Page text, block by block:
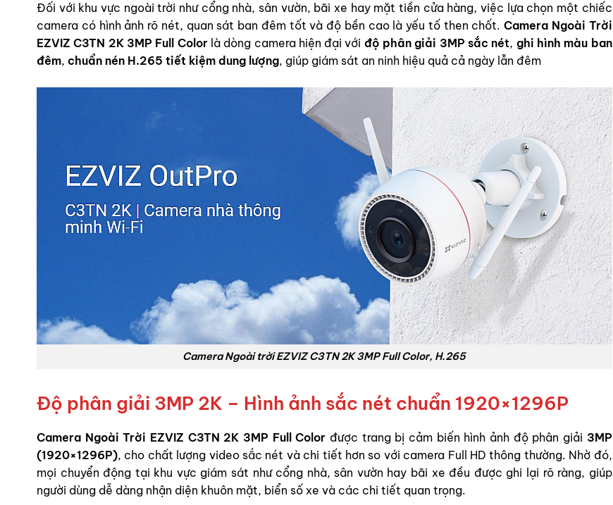
Đối với khu vực ngoài trời như cổng nhà, sân vườn, bãi xe hay mặt tiền cửa hàng, việc lựa chọn một chiếc
camera có hình ảnh rõ nét, quan sát ban đêm tốt và độ bền cao là yếu tố then chốt.Camera Ngoài Trời
EZVIZ C3TN 2K 3MP Full Colorlà dòng camera hiện đại với độ phân giải 3MP sắc nét, ghi hình màu ban
đêm, chuẩn nén H.265 tiết kiệm dung lượng, giúp giám sát an ninh hiệu quả cả ngày lẫn đêm
Camera Ngoài trời EZVIZ C3TN 2K 3MP Full Color, H.265
Độ phân giải 3MP 2K – Hình ảnh sắc nét chuẩn 1920×1296P
Camera Ngoài Trời EZVIZ C3TN 2K 3MP Full Color được trang bị cảm biến hình ảnh độ phân giải 3MP
(1920×1296P), cho chất lượng video sắc nét và chi tiết hơn so với camera Full HD thông thường. Nhờ đó,
mọi chuyển động tại khu vực giám sát như cổng nhà, sân vườn hay bãi xe đều được ghi lại rõ ràng, giúp
người dùng dễ dàng nhận diện khuôn mặt, biển số xe và các chi tiết quan trọng.